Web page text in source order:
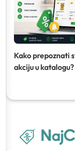
Kako prepoznati
akciju u katalogu?